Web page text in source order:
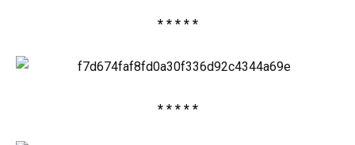
* * * * *
* * * * *